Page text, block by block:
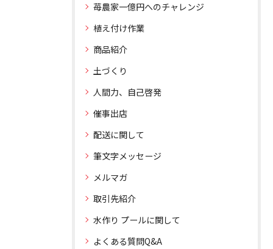
苺農家一億円へのチャレンジ
植え付け作業
商品紹介
土づくり
人間力、自己啓発
催事出店
配送に関して
筆文字メッセージ
メルマガ
取引先紹介
水作り プールに関して
よくある質問Q&A